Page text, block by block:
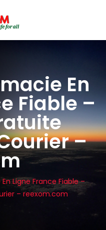
En
Fiable –
–
Ligne France Fiable –
– reexom.com